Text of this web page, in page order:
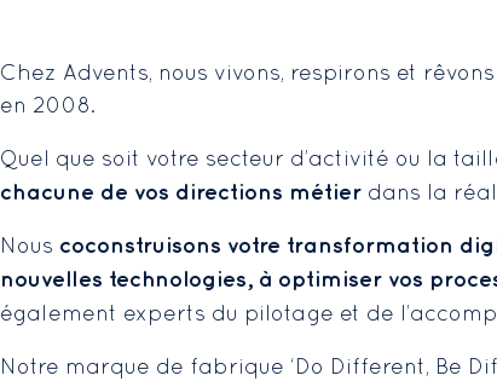
Chez Advents, nous vivons, respirons et
en 2008.
Quel que soit votre secteur d’activité ou la
chacune de vos directions métier dans la
Nous coconstruisons votre transformation
nouvelles technologies, à optimiser vos
également experts du pilotage et de
Notre marque de fabrique ‘Do Different, Be